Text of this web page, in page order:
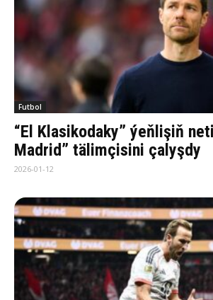
Futbol
“El Klasikodaky” ýeňlişiň
Madrid” tälimçisini çalyşdy
2026-01-12